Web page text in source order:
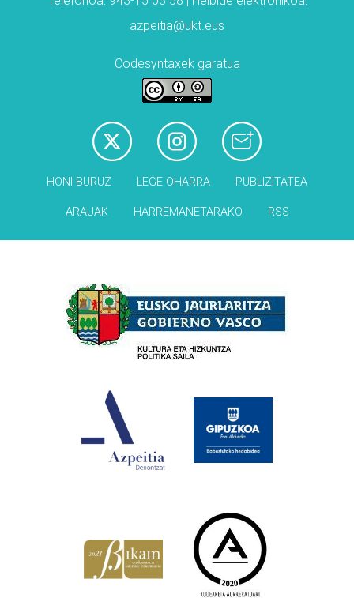
azpeitia@ukt.eus
Codesyntaxek garatua
HONI BURUZ LEGE OHARRA PUBLIZITATEA
ARAUAK HARREMANETARAKO RSS